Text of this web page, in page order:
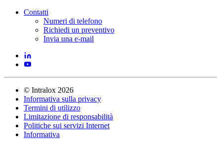
Contatti
Numeri di telefono
Richiedi un preventivo
Invia una e-mail
© Intralox 2026
Informativa sulla privacy
Termini di utilizzo
Limitazione di responsabilità
Politiche sui servizi Internet
Informativa